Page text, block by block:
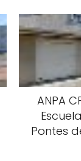
ANPA
Pontes